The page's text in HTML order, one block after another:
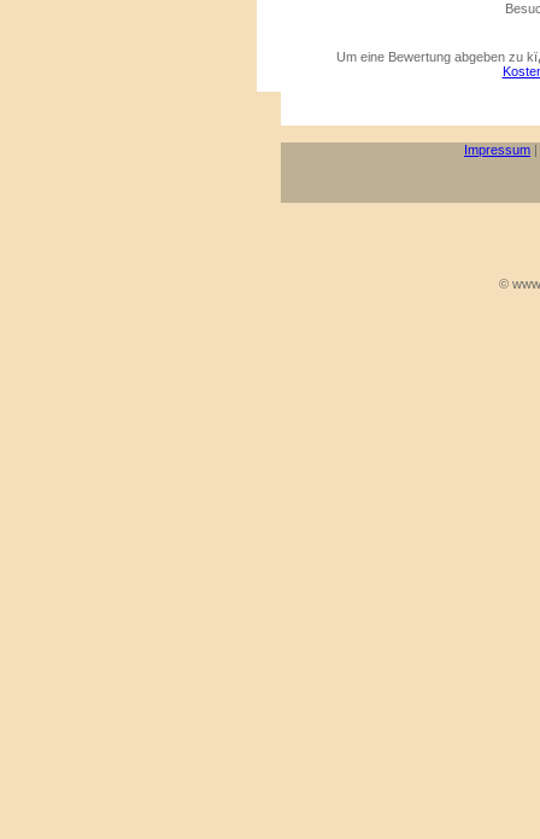
Um eine Bewertung abgeben zu
Impressum |
©